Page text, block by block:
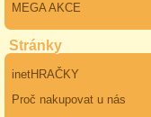
MEGA AKCE
Stránky
inetHRAČKY
Proč nakupovat u nás